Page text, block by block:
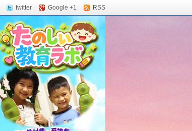
twitter Google +1 RSS